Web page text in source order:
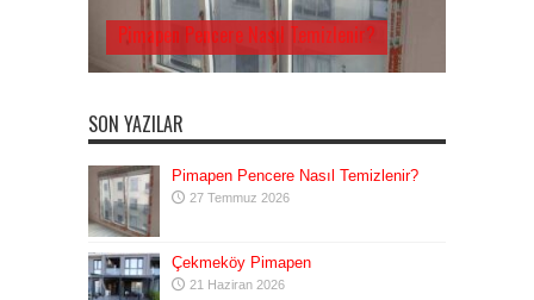
Pimapen Pencere Nasıl Temizlenir?
SON YAZILAR
Pimapen Pencere Nasıl Temizlenir?
27 Temmuz 2026
Çekmeköy Pimapen
21 Haziran 2026